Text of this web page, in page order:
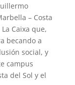
– Costa
Caixa que,
becando a
social, y
campus
del Sol y el